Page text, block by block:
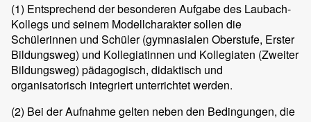
(1) Entsprechend der besonderen Aufgabe des Laubach-
Kollegs und seinem Modellcharakter sollen die
Schülerinnen und Schüler (gymnasialen Oberstufe, Erster
Bildungsweg) und Kollegiatinnen und Kollegiaten (Zweiter
Bildungsweg) pädagogisch, didaktisch und
organisatorisch integriert unterrichtet werden.
(2) Bei der Aufnahme gelten neben den Bedingungen, die